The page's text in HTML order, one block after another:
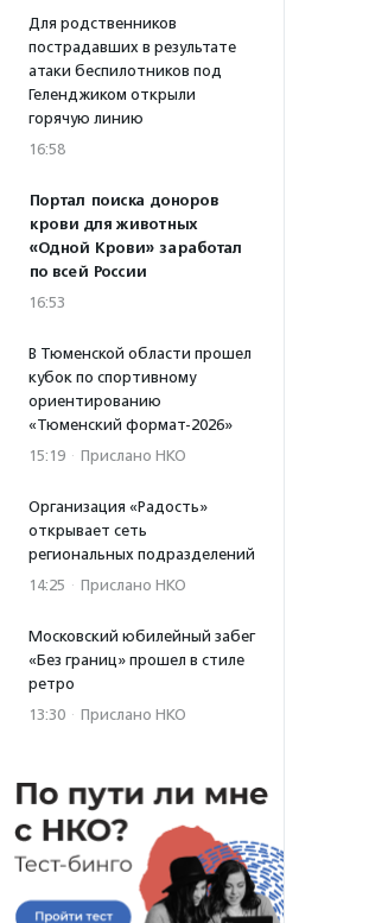
Для родственников
пострадавших в результате
атаки беспилотников под
Геленджиком открыли
горячую линию
16:58
Портал поиска доноров
крови для животных
«Одной Крови» заработал
по всей России
16:53
В Тюменской области прошел
кубок по спортивному
ориентированию
«Тюменский формат-2026»
15:19 · Прислано НКО
Организация «Радость»
открывает сеть
региональных подразделений
14:25 · Прислано НКО
Московский юбилейный забег
«Без границ» прошел в стиле
ретро
13:30 · Прислано НКО